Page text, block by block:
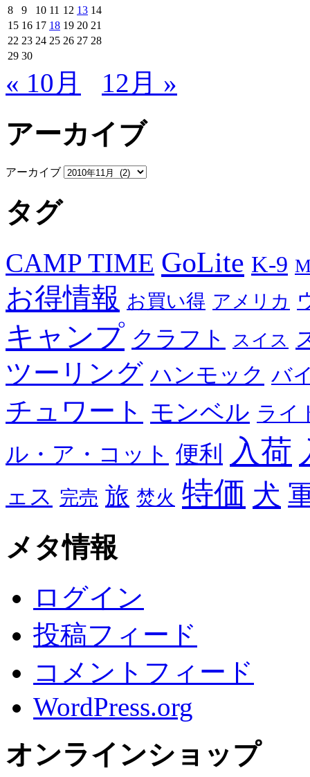
8
9 10 11 12 13 14
15 16 17 18 19 20 21
22 23 24 25 26 27 28
29 30
« 10月 12月 »
アーカイブ
アーカイブ
タグ
CAMP TIME GoLite K-9
お得情報 お買い得 アメリカ
キャンプ クラフト スイス
ツーリング ハンモック バ
チュワート モンベル ライ
ル・ア・コット 便利 入荷
ェス 完売 旅 焚火 特価 犬
メタ情報
ログイン
投稿フィード
コメントフィード
WordPress.org
オンラインショップ